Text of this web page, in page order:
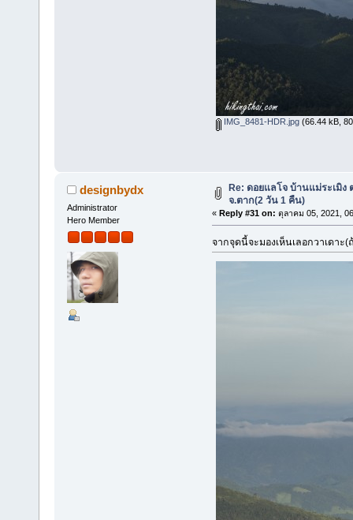
IMG_8481-HDR.jpg(66.44 kB,
designbydx
Administrator
Hero Member
Re: ดอยแลโจ บ้านแม่ระเมิง
จ.ตาก(2 วัน 1 คืน)
« Reply #31 on: ตุลาคม 05, 2021,
จากจุดนี้จะมองเห็นเลอกวาเดาะ